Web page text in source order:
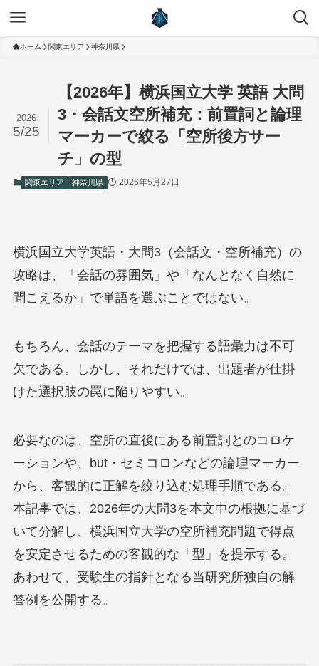
ホーム 関東エリア 神奈川県
【2026年】横浜国立大学 英語 大問
3・会話文空所補充：前置詞と論理
マーカーで絞る「空所後方サー
チ」の型
2026
5/25
関東エリア 神奈川県 2026年5月27日
横浜国立大学英語・大問3（会話文・空所補充）の
攻略は、「会話の雰囲気」や「なんとなく自然に
聞こえるか」で単語を選ぶことではない。
もちろん、会話のテーマを把握する語彙力は不可
欠である。しかし、それだけでは、出題者が仕掛
けた選択肢の罠に陥りやすい。
必要なのは、空所の直後にある前置詞とのコロケ
ーションや、but・セミコロンなどの論理マーカー
から、客観的に正解を絞り込む処理手順である。
本記事では、2026年の大問3を本文中の根拠に基づ
いて分解し、横浜国立大学の空所補充問題で得点
を安定させるための客観的な「型」を提示する。
あわせて、受験生の指針となる当研究所独自の解
答例を公開する。